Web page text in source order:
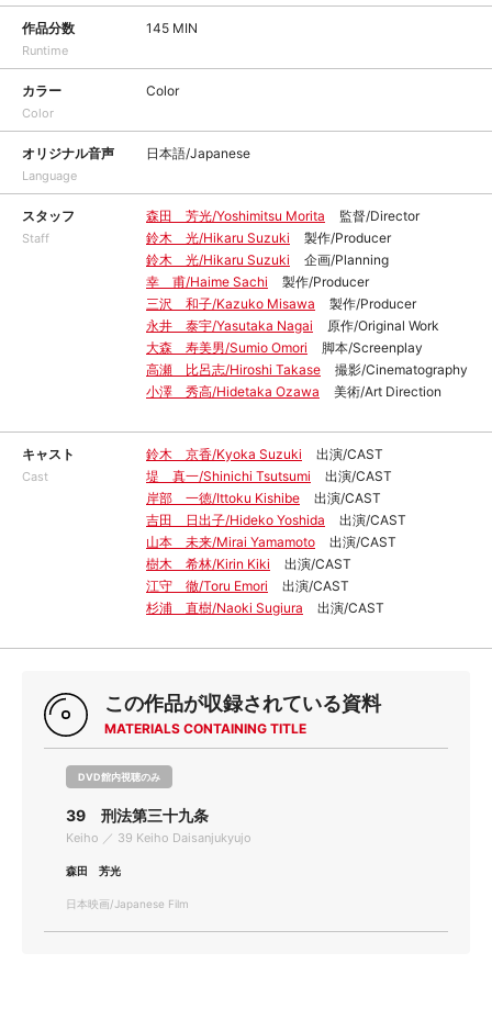
作品分数
Runtime
145 MIN
カラー
Color
Color
オリジナル音声
Language
日本語/Japanese
スタッフ
Staff
森田 芳光/Yoshimitsu Morita
監督/Director
鈴木 光/Hikaru Suzuki
製作/Producer
鈴木 光/Hikaru Suzuki
企画/Planning
幸 甫/Haime Sachi
製作/Producer
三沢 和子/Kazuko Misawa
製作/Producer
永井 泰宇/Yasutaka Nagai
原作/Original Work
大森 寿美男/Sumio Omori
脚本/Screenplay
高瀬 比呂志/Hiroshi Takase
撮影/Cinematography
小澤 秀高/Hidetaka Ozawa
美術/Art Direction
キャスト
Cast
鈴木 京香/Kyoka Suzuki
出演/CAST
堤 真一/Shinichi Tsutsumi
出演/CAST
岸部 一徳/Ittoku Kishibe
出演/CAST
吉田 日出子/Hideko Yoshida
出演/CAST
山本 未来/Mirai Yamamoto
出演/CAST
樹木 希林/Kirin Kiki
出演/CAST
江守 徹/Toru Emori
出演/CAST
杉浦 直樹/Naoki Sugiura
出演/CAST
この作品が収録されている資料
MATERIALS CONTAINING TITLE
DVD館内視聴のみ
39 刑法第三十九条
Keiho ／ 39 Keiho Daisanjukyujo
森田 芳光
日本映画/Japanese Film